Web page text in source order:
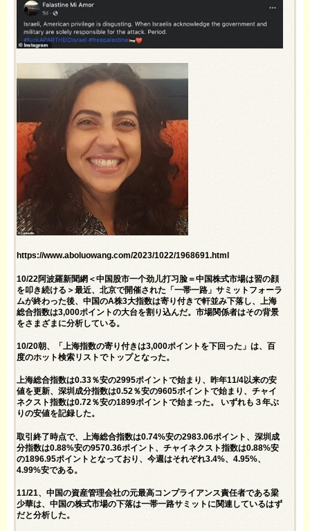
https://www.aboluowang.com/2023/1022/1968691.html
10/22阿波羅新聞網＜中国股市一个劲儿打习脸＝中国株式市場は習の顔
を叩き続ける＞最近、北京で開催された「一帯一路」サミットフォーラ
ムが終わった後、中国のA株3大指数は寄り付きで軒並み下落し、上海
総合指数は3,000ポイントの大台を割り込んだ。市場関係者はその背景
をさまざまに分析している。
10/20朝、「上海指数の寄り付きは3,000ポイントを下回った」は、百
度のホット検索リストでトップとなった。
上海総合指数は0.33％安の2995ポイントで始まり、昨年11/4以来の安
値を更新、深圳成分指数は0.52％安の9605ポイントで始まり、チャイ
ネクスト指数は0.72％安の1899ポイントで始まった。 いずれも３年ぶ
りの安値を記録した。
取引終了時点で、上海総合指数は0.74%安の2983.06ポイント、深圳成
分指数は0.88%安の9570.36ポイント、チャイネクスト指数は0.88%安
の1896.95ポイントとなっており、今週はそれぞれ3.4%、4.95%、
4.99%安である。
11/21、中国の資産管理会社の元最高コンプライアンス責任者である梁
少華は、中国の株式市場の下落は一帯一路サミットに関連しているはず
だと分析した。